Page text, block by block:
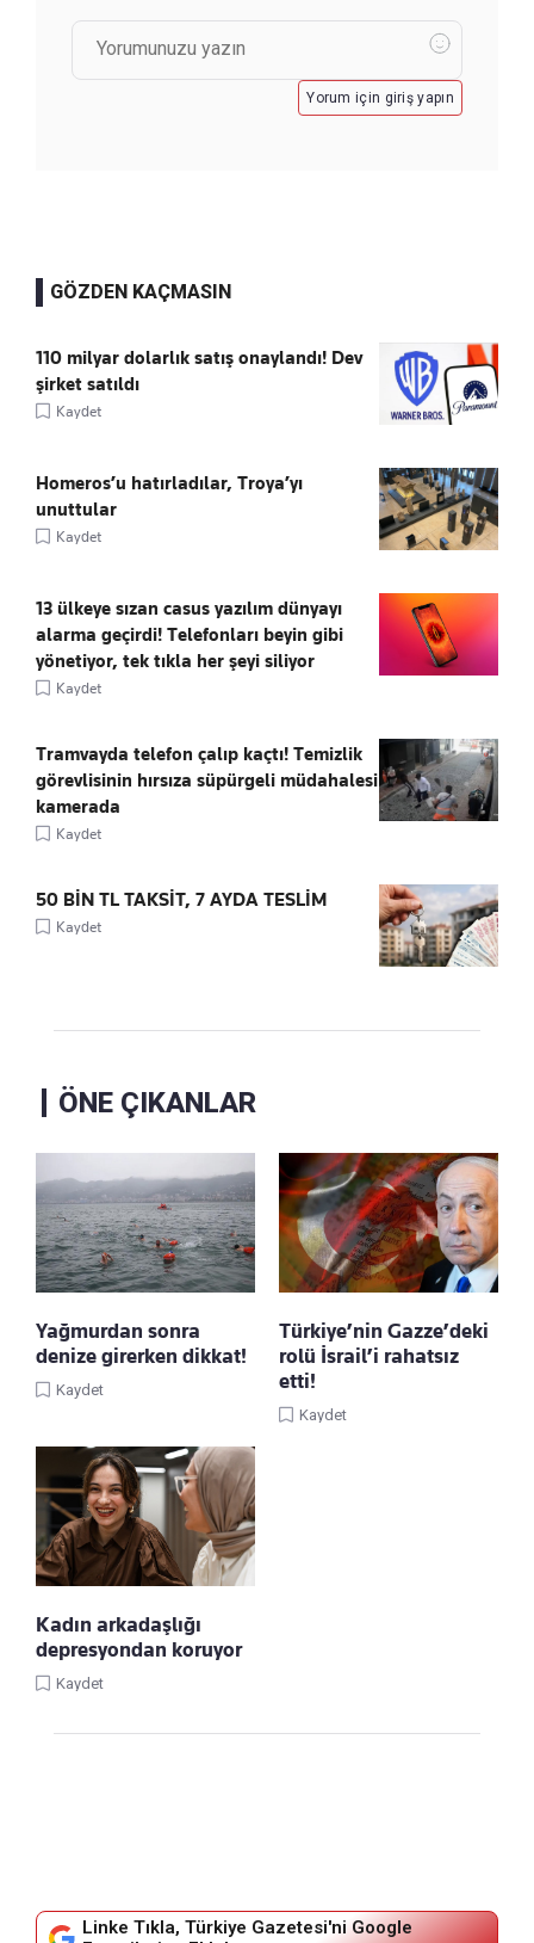
Yorum için giriş yapın
GÖZDEN KAÇMASIN
110 milyar dolarlık satış onaylandı! Dev
şirket satıldı
Kaydet
Homeros’u hatırladılar, Troya’yı
unuttular
Kaydet
13 ülkeye sızan casus yazılım dünyayı
alarma geçirdi! Telefonları beyin gibi
yönetiyor, tek tıkla her şeyi siliyor
Kaydet
Tramvayda telefon çalıp kaçtı! Temizlik
görevlisinin hırsıza süpürgeli müdahalesi
kamerada
Kaydet
50 BİN TL TAKSİT, 7 AYDA TESLİM
Kaydet
ÖNE ÇIKANLAR
Yağmurdan sonra
denize girerken dikkat!
Kaydet
Türkiye’nin Gazze’deki
rolü İsrail’i rahatsız
etti!
Kaydet
Kadın arkadaşlığı
depresyondan koruyor
Kaydet
Linke Tıkla, Türkiye Gazetesi'ni Google